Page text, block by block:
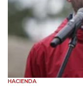
HACIENDA